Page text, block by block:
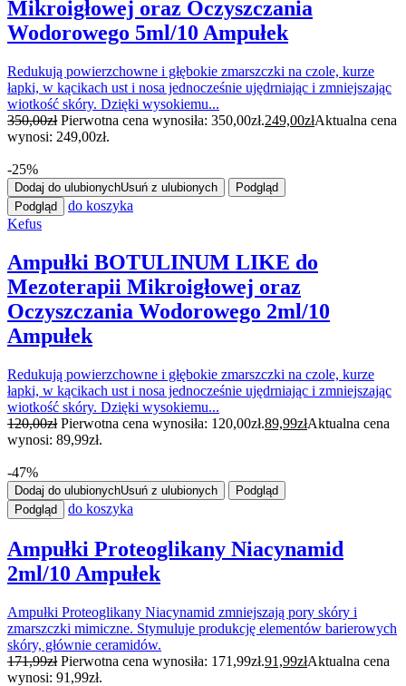
Mikroigłowej oraz Oczyszczania
Wodorowego 5ml/10 Ampułek
Redukują powierzchowne i głębokie zmarszczki na czole, kurze
łapki, w kącikach ust i nosa jednocześnie ujędrniając i zmniejszając
wiotkość skóry. Dzięki wysokiemu...
350,00zł Pierwotna cena wynosiła: 350,00zł.249,00złAktualna cena
wynosi: 249,00zł.
-25%
Dodaj do ulubionychUsuń z ulubionych
Podgląd
Podgląd
do koszyka
Kefus
Ampułki BOTULINUM LIKE do
Mezoterapii Mikroigłowej oraz
Oczyszczania Wodorowego 2ml/10
Ampułek
Redukują powierzchowne i głębokie zmarszczki na czole, kurze
łapki, w kącikach ust i nosa jednocześnie ujędrniając i zmniejszając
wiotkość skóry. Dzięki wysokiemu...
120,00zł Pierwotna cena wynosiła: 120,00zł.89,99złAktualna cena
wynosi: 89,99zł.
-47%
Dodaj do ulubionychUsuń z ulubionych
Podgląd
Podgląd
do koszyka
Ampułki Proteoglikany Niacynamid
2ml/10 Ampułek
Ampułki Proteoglikany Niacynamid zmniejszają pory skóry i
zmarszczki mimiczne. Stymuluje produkcję elementów barierowych
skóry, głównie ceramidów.
171,99zł Pierwotna cena wynosiła: 171,99zł.91,99złAktualna cena
wynosi: 91,99zł.